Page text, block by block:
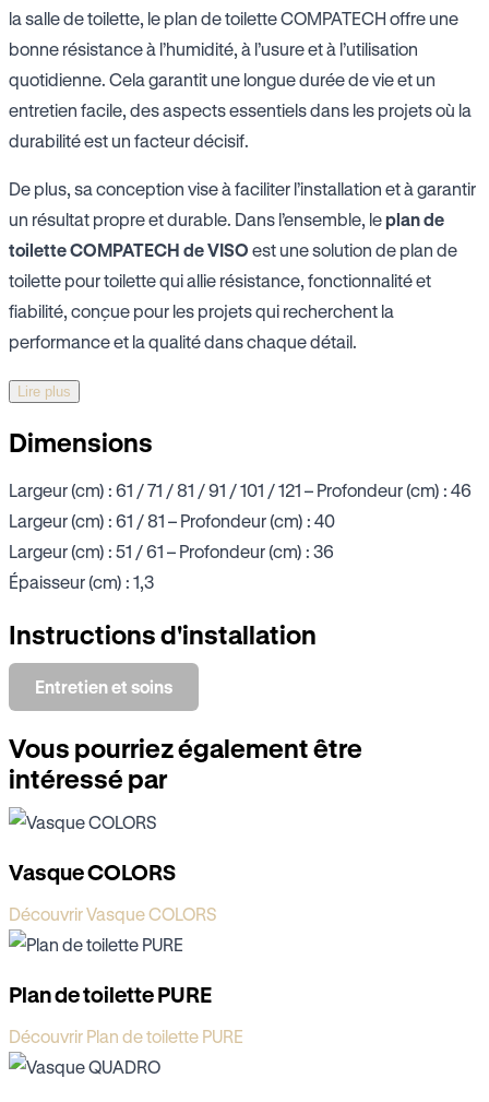
la salle de toilette, le plan de toilette COMPATECH offre une
bonne résistance à l’humidité, à l’usure et à l’utilisation
quotidienne. Cela garantit une longue durée de vie et un
entretien facile, des aspects essentiels dans les projets où la
durabilité est un facteur décisif.
De plus, sa conception vise à faciliter l’installation et à garantir
un résultat propre et durable. Dans l’ensemble, leplan de
toilette COMPATECH de VISO est une solution de plan de
toilette pour toilette qui allie résistance, fonctionnalité et
fiabilité, conçue pour les projets qui recherchent la
performance et la qualité dans chaque détail.
Lire plus
Dimensions
Largeur (cm) : 61 / 71 / 81 / 91 / 101 / 121 – Profondeur (cm) : 46
Largeur (cm) : 61 / 81 – Profondeur (cm) : 40
Largeur (cm) : 51 / 61 – Profondeur (cm) : 36
Épaisseur (cm) : 1,3
Instructions d'installation
Entretien et soins
Vous pourriez également être
intéressé par
Vasque COLORS
Découvrir Vasque COLORS
Plan de toilette PURE
Découvrir Plan de toilette PURE